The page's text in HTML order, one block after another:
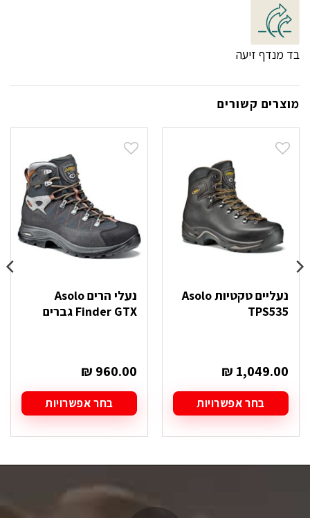
בד מנדף זיעה
מוצרים קשורים
נעליים טקטיות Asolo
TPS535
₪ 1,049.00
בחר אפשרויות
זה
נעלי הרים Asolo
Finder GTX גברים
₪ 960.00
בחר אפשרויות
זה
ניתן
לבחור